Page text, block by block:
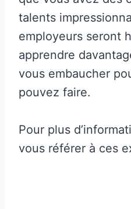
talents
employeurs seront
apprendre
vous embaucher
pouvez faire.
Pour plus
vous référer à ces